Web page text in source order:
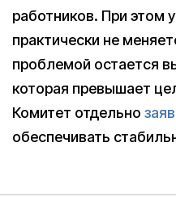
работников. При этом
практически не
проблемой остается
которая превышает
Комитет отдельно
обеспечивать